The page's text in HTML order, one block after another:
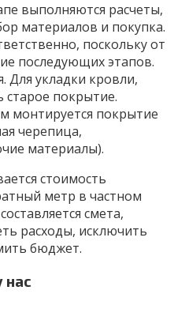
выполняются расчеты,
материалов и покупка.
поскольку от
последующих этапов.
Для укладки кровли,
старое покрытие.
монтируется покрытие
черепица,
материалы).
стоимость
метр в частном
смета,
расходы, исключить
бюджет.
нас